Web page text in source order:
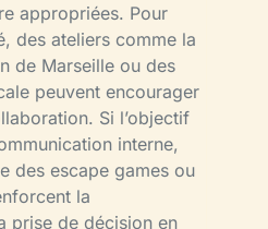
appropriées. Pour
des ateliers comme la
de Marseille ou des
peuvent encourager
Si l’objectif
interne,
des escape games ou
la
prise de décision en